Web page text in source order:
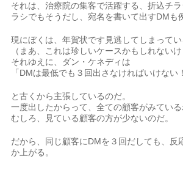
それは、治療院の集客で活躍する、折込チ
ラシでもそうだし、宛名を書いて出すDMも
現にぼくは、年賀状です見逃してしまってい
（まあ、これは珍しいケースかもしれないけ
それゆえに、ダン・ケネディは
「DMは最低でも３回出さなければいけない
と古くから主張しているのだ。
一度出したからって、全ての顧客がみている
むしろ、見ている顧客の方が少ないのだ。
だから、同じ顧客にDMを３回だしても、反
か上がる。